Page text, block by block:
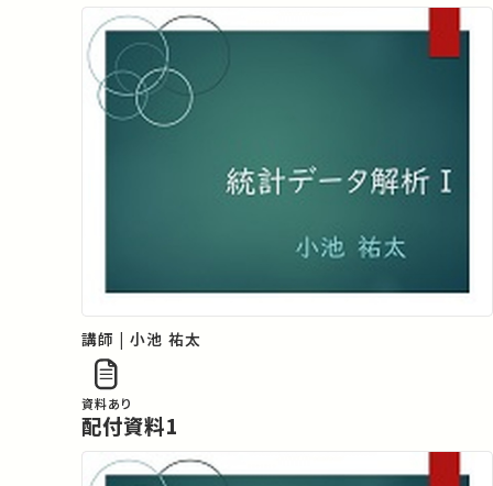
講師 | 小池 祐太
資料あり
配付資料1